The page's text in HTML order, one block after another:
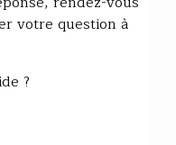
votre question à
?